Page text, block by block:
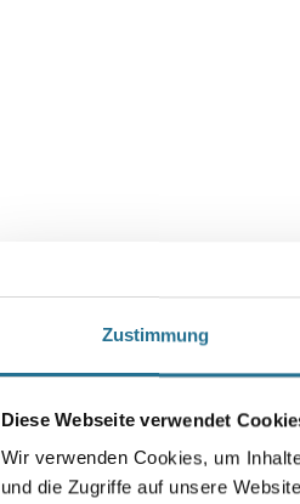
Zustimmung
Diese Webseite verwendet
Wir verwenden Cookies, um
und die Zugriffe auf unsere